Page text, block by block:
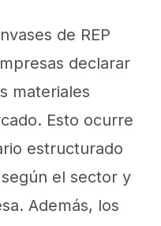
de REP
declarar
materiales
Esto ocurre
estructurado
el sector y
Además, los